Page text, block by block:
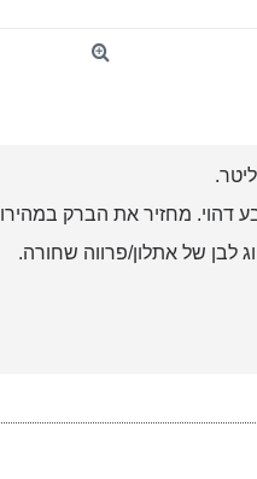
דהוי. מחזיר את הברק
של אתלון/פרווה שחורה.